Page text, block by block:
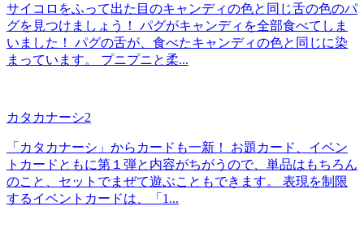
サイコロをふって出た目のキャンディの色と同じ舌の色のパ
グを見つけましょう！ パグがキャンディを全部食べてしま
いました！ パグの舌が、食べたキャンディの色と同じに染
まっています。 プニプニと柔...
カタカナーシ2
「カタカナーシ」からカードも一新！ お題カード、イベン
トカードともに第１弾と内容がちがうので、単品はもちろん
のこと、セットでまぜて遊ぶこともできます。 表現を制限
するイベントカードは、「1...